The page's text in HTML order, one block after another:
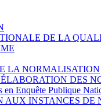
DE LA
LA NORMALISATION
DES
en Enquête Publique
AUX INSTANCES DE